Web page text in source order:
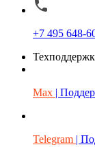
+7 495 648-
Max |
Telegram |